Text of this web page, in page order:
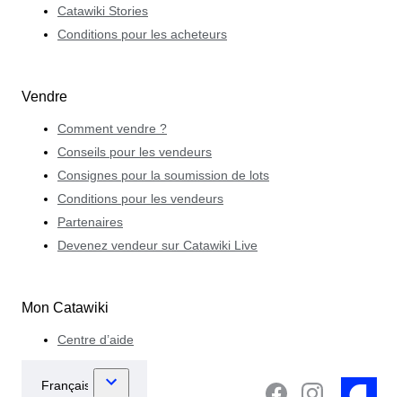
Catawiki Stories
Conditions pour les acheteurs
Vendre
Comment vendre ?
Conseils pour les vendeurs
Consignes pour la soumission de lots
Conditions pour les vendeurs
Partenaires
Devenez vendeur sur Catawiki Live
Mon Catawiki
Centre d’aide